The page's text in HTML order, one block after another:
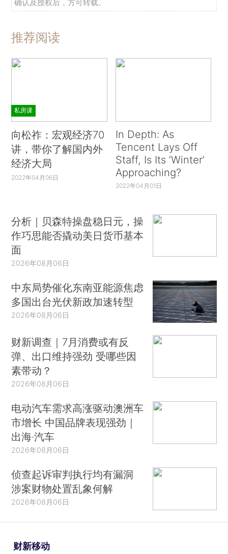
确认及授权后，方可转载。
推荐阅读
私房课
向松祚：宏观经济70
讲，带你了解国内外
经济大局
2022年04月06日
In Depth: As
Tencent Lays Off
Staff, Is Its ‘Winter’
Approaching?
2022年04月01日
分析｜贝森特操盘稳日元，操
作巧思能否撬动美日货币基本
面
2026年08月06日
中东局势催化东南亚能源焦虑
多国出台光伏新政加速转型
2026年08月06日
财新调查｜7月消费或有反
弹、出口维持强劲 受哪些因
素带动？
2026年08月06日
电动汽车需求高涨驱动澳洲车
市增长 中国品牌表现强劲｜
出海·汽车
2026年08月06日
侦查起诉审判执行均有漏洞
涉案财物处置乱象何解
2026年08月06日
财新移动